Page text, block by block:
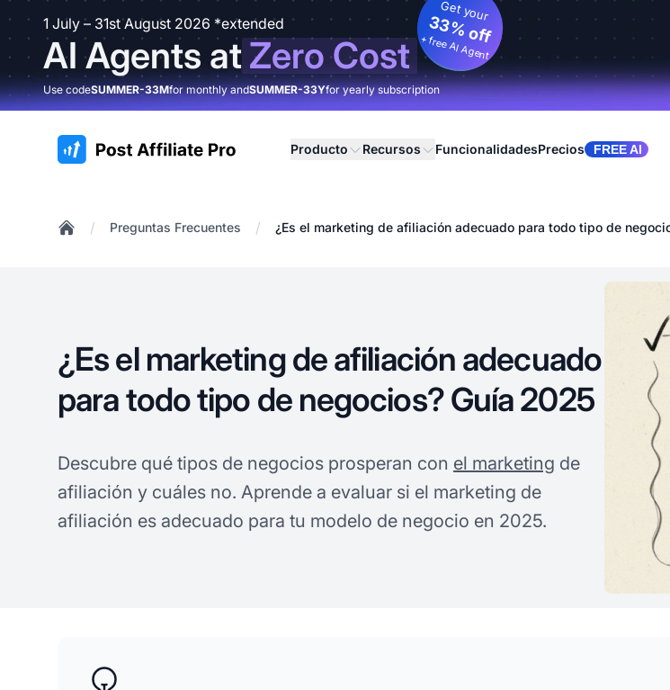
1 July – 31st August 2026 *extended
AI Agents atZero Cost
Get your
33% off
+ free AI Agent
Use codeSUMMER-33Mfor monthly andSUMMER-33Yfor yearly subscription
:site.title Producto Recursos FuncionalidadesPrecios FREE AI
/ Preguntas Frecuentes / ¿Es el marketing de afiliación adecuado para todo tipo de
¿Es el marketing de afiliación adecuado
para todo tipo de negocios? Guía 2025
Descubre qué tipos de negocios prosperan con el marketing de
afiliación y cuáles no. Aprende a evaluar si el marketing de
afiliación es adecuado para tu modelo de negocio en 2025.